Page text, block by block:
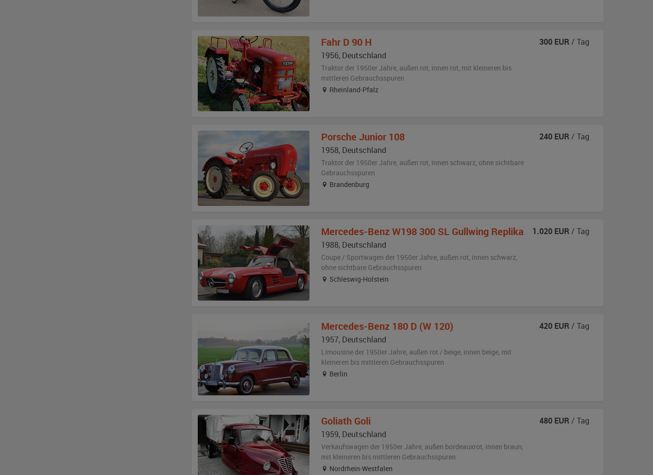
Fahr D 90 H
1956, Deutschland
Traktor der 1950er Jahre, außen rot, innen rot, mit kleineren bis
mittleren Gebrauchsspuren
Rheinland-Pfalz
300 EUR / Tag
Porsche Junior 108
1958, Deutschland
Traktor der 1950er Jahre, außen rot, innen schwarz, ohne sichtbare
Gebrauchsspuren
Brandenburg
240 EUR / Tag
Mercedes-Benz W198 300 SL Gullwing Replika
1988, Deutschland
Coupe / Sportwagen der 1950er Jahre, außen rot, innen schwarz,
ohne sichtbare Gebrauchsspuren
Schleswig-Holstein
1.020 EUR / Tag
Mercedes-Benz 180 D (W 120)
1957, Deutschland
Limousine der 1950er Jahre, außen rot / beige, innen beige, mit
kleineren bis mittleren Gebrauchsspuren
Berlin
420 EUR / Tag
Goliath Goli
1959, Deutschland
Verkaufswagen der 1950er Jahre, außen bordeauxrot, innen braun,
mit kleineren bis mittleren Gebrauchsspuren
Nordrhein-Westfalen
480 EUR / Tag